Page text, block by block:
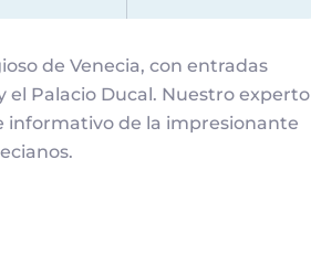
de Venecia, con entradas
el Palacio Ducal. Nuestro experto
informativo de la impresionante